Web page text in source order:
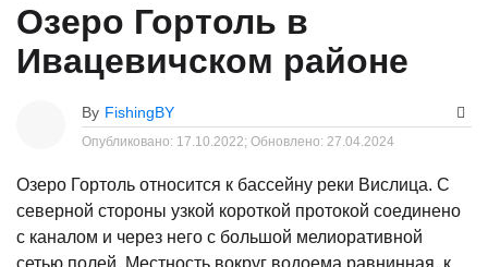
Озеро Гортоль в
Ивацевичском районе
By FishingBY
Опубликовано: 17.10.2022; Обновлено: 27.04.2024
Озеро Гортоль относится к бассейну реки Вислица. С
северной стороны узкой короткой протокой соединено
с каналом и через него с большой мелиоративной
сетью полей. Местность вокруг водоема равнинная, к